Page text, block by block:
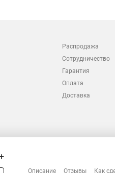
Распродажа
Сотрудничество
Гарантия
Оплата
Доставка
Описание Отзывы Как